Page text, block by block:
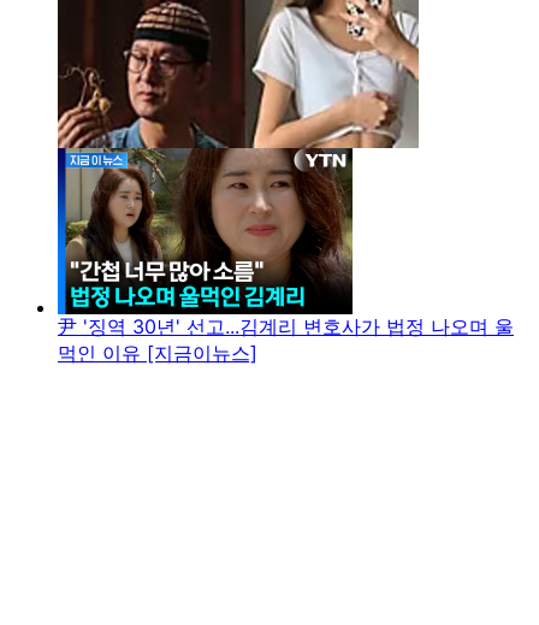
尹 '징역 30년' 선고...김계리 변호사가 법정 나오며 울
먹인 이유 [지금이뉴스]